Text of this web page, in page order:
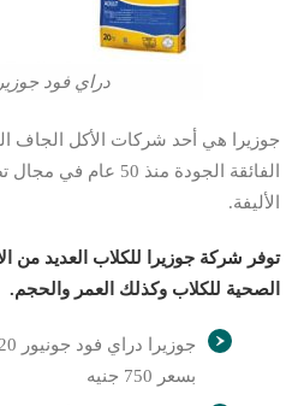
دراي فود
جوزيرا هي أحد شركات الأكل الجاف
الفائقة الجودة منذ
الأليفة.
توفر شركة جوزيرا للكلاب العديد من
الصحية للكلاب وكذلك العمر والحجم.
بسعر 750 جنيه